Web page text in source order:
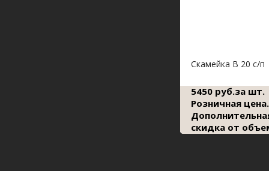
Скамейка В 20 с/п
5450 руб.за шт.
Розничная цена.
скидка от